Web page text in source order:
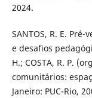
2024.
SANTOS, R. E.
e desafios
H.; COSTA, R. P.
comunitários:
Janeiro: PUC-Rio,